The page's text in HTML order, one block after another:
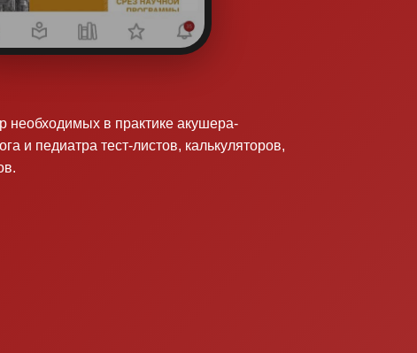
необходимых в практике акушера-
и педиатра тест-листов, калькуляторов,